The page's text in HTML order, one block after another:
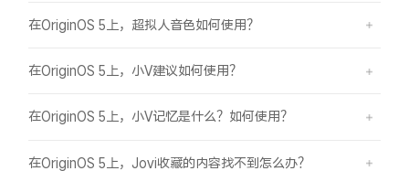
在OriginOS 5上，超拟人音色如何使用？
在OriginOS 5上，小V建议如何使用？
在OriginOS 5上，小V记忆是什么？如何使用？
在OriginOS 5上，Jovi收藏的内容找不到怎么办？